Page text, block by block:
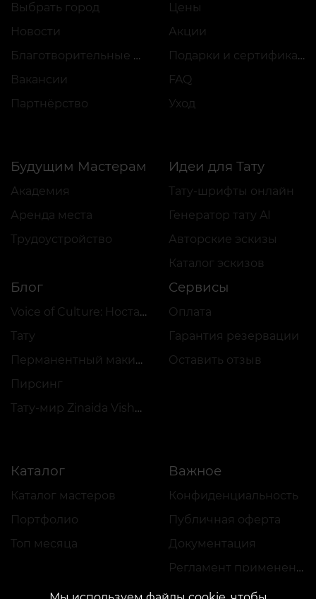
Выбрать город
Новости
Благотворительные проекты
Вакансии
Партнёрство
Цены
Акции
Подарки и сертификаты
FAQ
Уход
Будущим Мастерам
Академия
Аренда места
Трудоустройство
Идеи для Тату
Тату-шрифты онлайн
Генератор тату AI
Авторские эскизы
Каталог эскизов
Блог
Voice of Culture: Ностальгия по 2000-м
Тату
Перманентный макияж
Пирсинг
Тату-мир Zinaida Vishenka
Сервисы
Оплата
Гарантия резервации
Оставить отзыв
Каталог
Каталог мастеров
Портфолио
Топ месяца
Важное
Конфиденциальность
Публичная оферта
Документация
Регламент применения акций